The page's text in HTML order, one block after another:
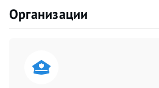
Организации